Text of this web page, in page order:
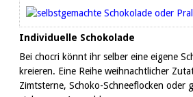
Individuelle Schokolade
Bei chocri könnt ihr selber eine eigene
kreieren. Eine Reihe weihnachtlicher
Zimtsterne, Schoko-Schneeflocken oder